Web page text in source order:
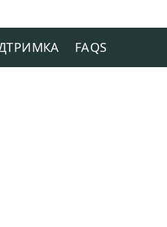
FAQS